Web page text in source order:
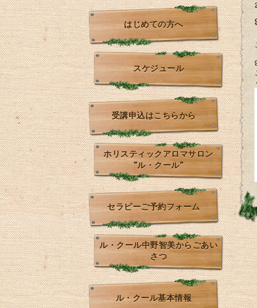
はじめての方へ
スケジュール
受講申込はこちらから
ホリスティックアロマサロン
”ル・クール”
セラピーご予約フォーム
ル・クール中野智美からごあい
さつ
ル・クール基本情報